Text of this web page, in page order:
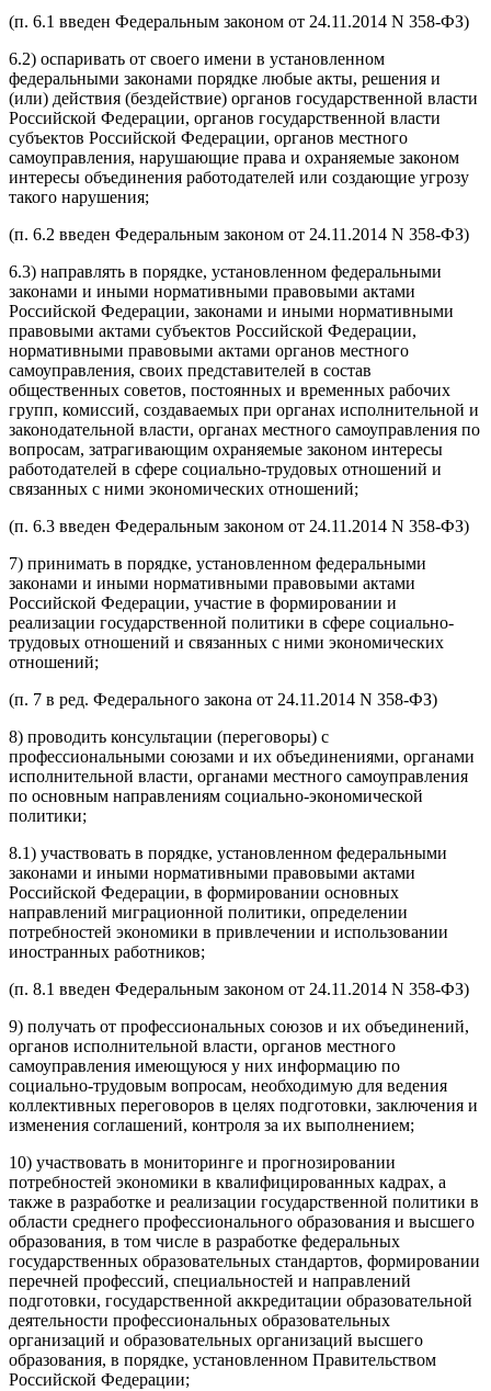
(п. 6.1 введен Федеральным законом от 24.11.2014 N 358-ФЗ)
6.2) оспаривать от своего имени в установленном
федеральными законами порядке любые акты, решения и
(или) действия (бездействие) органов государственной власти
Российской Федерации, органов государственной власти
субъектов Российской Федерации, органов местного
самоуправления, нарушающие права и охраняемые законом
интересы объединения работодателей или создающие угрозу
такого нарушения;
(п. 6.2 введен Федеральным законом от 24.11.2014 N 358-ФЗ)
6.3) направлять в порядке, установленном федеральными
законами и иными нормативными правовыми актами
Российской Федерации, законами и иными нормативными
правовыми актами субъектов Российской Федерации,
нормативными правовыми актами органов местного
самоуправления, своих представителей в состав
общественных советов, постоянных и временных рабочих
групп, комиссий, создаваемых при органах исполнительной и
законодательной власти, органах местного самоуправления по
вопросам, затрагивающим охраняемые законом интересы
работодателей в сфере социально-трудовых отношений и
связанных с ними экономических отношений;
(п. 6.3 введен Федеральным законом от 24.11.2014 N 358-ФЗ)
7) принимать в порядке, установленном федеральными
законами и иными нормативными правовыми актами
Российской Федерации, участие в формировании и
реализации государственной политики в сфере социально-
трудовых отношений и связанных с ними экономических
отношений;
(п. 7 в ред. Федерального закона от 24.11.2014 N 358-ФЗ)
8) проводить консультации (переговоры) с
профессиональными союзами и их объединениями, органами
исполнительной власти, органами местного самоуправления
по основным направлениям социально-экономической
политики;
8.1) участвовать в порядке, установленном федеральными
законами и иными нормативными правовыми актами
Российской Федерации, в формировании основных
направлений миграционной политики, определении
потребностей экономики в привлечении и использовании
иностранных работников;
(п. 8.1 введен Федеральным законом от 24.11.2014 N 358-ФЗ)
9) получать от профессиональных союзов и их объединений,
органов исполнительной власти, органов местного
самоуправления имеющуюся у них информацию по
социально-трудовым вопросам, необходимую для ведения
коллективных переговоров в целях подготовки, заключения и
изменения соглашений, контроля за их выполнением;
10) участвовать в мониторинге и прогнозировании
потребностей экономики в квалифицированных кадрах, а
также в разработке и реализации государственной политики в
области среднего профессионального образования и высшего
образования, в том числе в разработке федеральных
государственных образовательных стандартов, формировании
перечней профессий, специальностей и направлений
подготовки, государственной аккредитации образовательной
деятельности профессиональных образовательных
организаций и образовательных организаций высшего
образования, в порядке, установленном Правительством
Российской Федерации;